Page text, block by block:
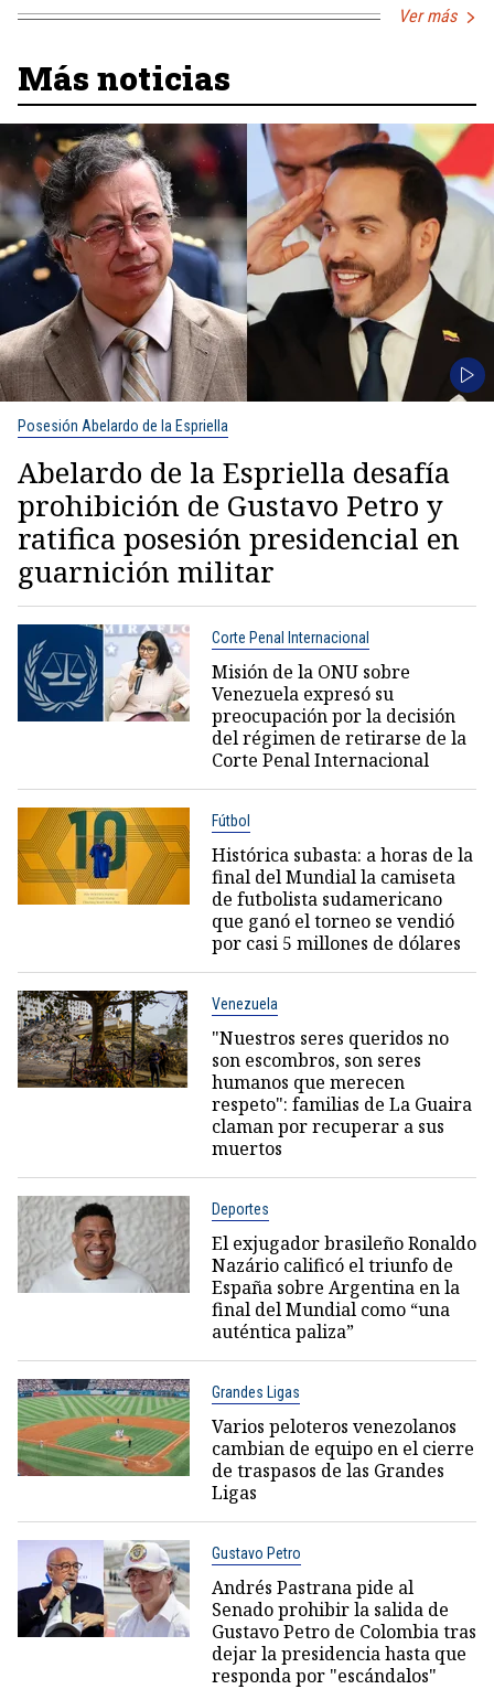
Ver más
Más noticias
Posesión Abelardo de la Espriella
Abelardo de la Espriella desafía
prohibición de Gustavo Petro y
ratifica posesión presidencial en
guarnición militar
Corte Penal Internacional
Misión de la ONU sobre
Venezuela expresó su
preocupación por la decisión
del régimen de retirarse de la
Corte Penal Internacional
Fútbol
Histórica subasta: a horas de la
final del Mundial la camiseta
de futbolista sudamericano
que ganó el torneo se vendió
por casi 5 millones de dólares
Venezuela
"Nuestros seres queridos no
son escombros, son seres
humanos que merecen
respeto": familias de La Guaira
claman por recuperar a sus
muertos
Deportes
El exjugador brasileño Ronaldo
Nazário calificó el triunfo de
España sobre Argentina en la
final del Mundial como “una
auténtica paliza”
Grandes Ligas
Varios peloteros venezolanos
cambian de equipo en el cierre
de traspasos de las Grandes
Ligas
Gustavo Petro
Andrés Pastrana pide al
Senado prohibir la salida de
Gustavo Petro de Colombia tras
dejar la presidencia hasta que
responda por "escándalos"